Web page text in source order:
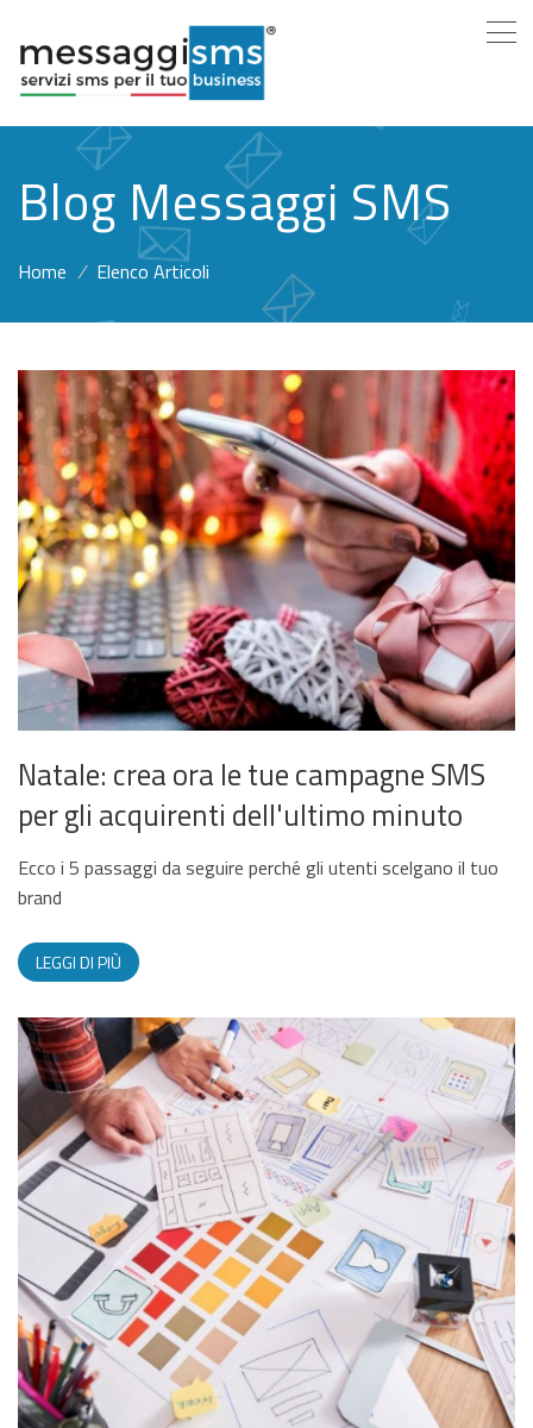
Blog Messaggi SMS
Home / Elenco Articoli
Natale: crea ora le tue campagne SMS
per gli acquirenti dell'ultimo minuto
Ecco i 5 passaggi da seguire perché gli utenti scelgano il tuo
brand
LEGGI DI PIÙ